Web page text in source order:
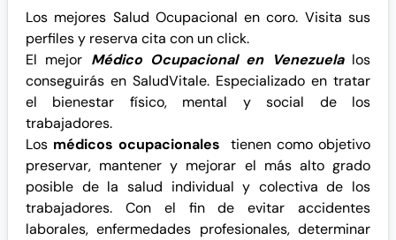
Los mejores Salud Ocupacional en coro. Visita sus
perfiles y reserva cita con un click.
El mejor Médico Ocupacional en Venezuela los
conseguirás en SaludVitale. Especializado en tratar
el bienestar físico, mental y social de los
trabajadores.
Los médicos ocupacionales tienen como objetivo
preservar, mantener y mejorar el más alto grado
posible de la salud individual y colectiva de los
trabajadores. Con el fin de evitar accidentes
laborales, enfermedades profesionales, determinar